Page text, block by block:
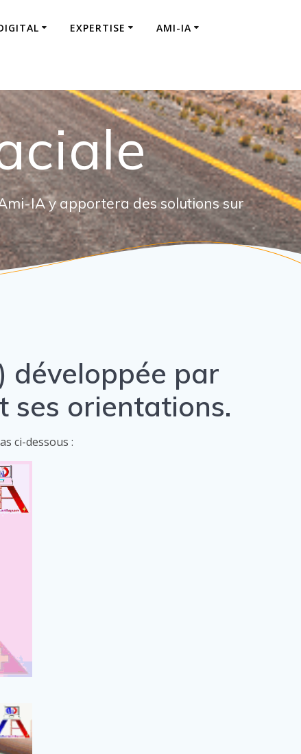
EXPERTISE AMI-IA
IA y apportera des solutions sur
développée par
ses orientations.
ci-dessous :